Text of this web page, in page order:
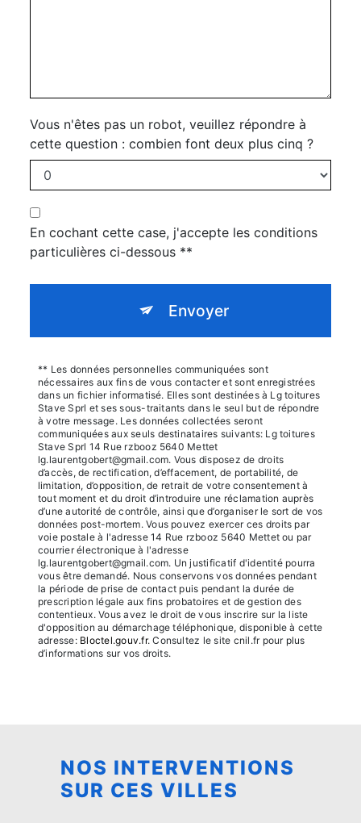
Vous n'êtes pas un robot, veuillez répondre à
cette question : combien font deux plus cinq ?
En cochant cette case, j'accepte les conditions
particulières ci-dessous **
Envoyer
** Les données personnelles communiquées sont
nécessaires aux fins de vous contacter et sont enregistrées
dans un fichier informatisé. Elles sont destinées à Lg toitures
Stave Sprl et ses sous-traitants dans le seul but de répondre
à votre message. Les données collectées seront
communiquées aux seuls destinataires suivants: Lg toitures
Stave Sprl 14 Rue rzbooz 5640 Mettet
lg.laurentgobert@gmail.com. Vous disposez de droits
d’accès, de rectification, d’effacement, de portabilité, de
limitation, d’opposition, de retrait de votre consentement à
tout moment et du droit d’introduire une réclamation auprès
d’une autorité de contrôle, ainsi que d’organiser le sort de vos
données post-mortem. Vous pouvez exercer ces droits par
voie postale à l'adresse 14 Rue rzbooz 5640 Mettet ou par
courrier électronique à l'adresse
lg.laurentgobert@gmail.com. Un justificatif d'identité pourra
vous être demandé. Nous conservons vos données pendant
la période de prise de contact puis pendant la durée de
prescription légale aux fins probatoires et de gestion des
contentieux. Vous avez le droit de vous inscrire sur la liste
d'opposition au démarchage téléphonique, disponible à cette
adresse: Bloctel.gouv.fr. Consultez le site cnil.fr pour plus
d’informations sur vos droits.
NOS INTERVENTIONS
SUR CES VILLES